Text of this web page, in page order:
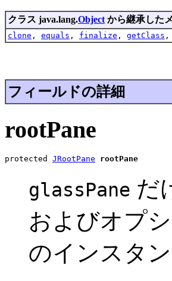
クラス java.lang.Object から継承した
clone , equals , finalize , getClass ,
フィールドの詳細
rootPane
protected JRootPane rootPane
glassPane だ
およびオプ
のインスタン